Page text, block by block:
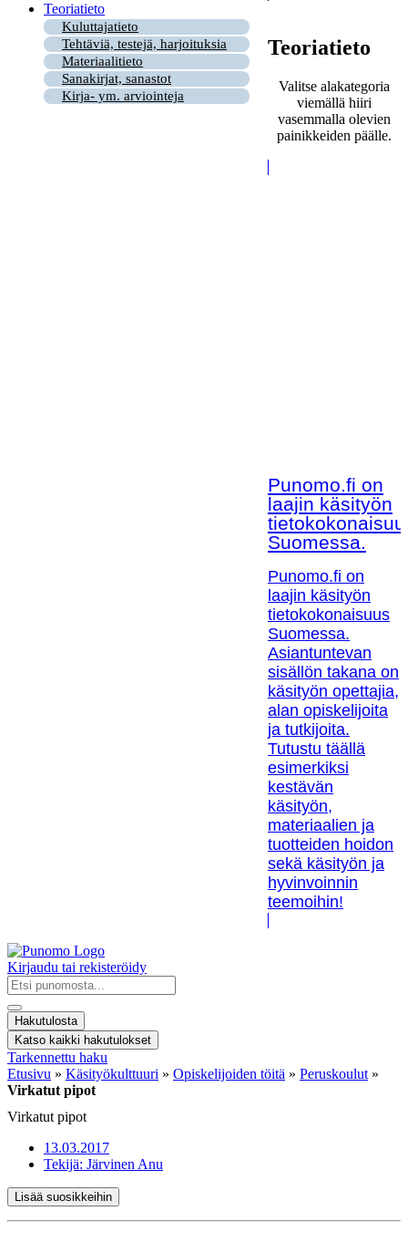
Teoriatieto
Kuluttajatieto
Tehtäviä, testejä, harjoituksia
Materiaalitieto
Sanakirjat, sanastot
Kirja- ym. arviointeja
Teoriatieto
Valitse alakategoria
viemällä hiiri
vasemmalla olevien
painikkeiden päälle.
Punomo.fi on
laajin käsityön
Suomessa.
Punomo.fi on
laajin käsityön
tietokokonaisuus
Suomessa.
Asiantuntevan
sisällön takana on
käsityön opettajia,
alan opiskelijoita
ja tutkijoita.
Tutustu täällä
esimerkiksi
kestävän
käsityön,
materiaalien ja
tuotteiden hoidon
sekä käsityön ja
hyvinvoinnin
teemoihin!
Kirjaudu tai rekisteröidy
Search
...
Hakutulosta
Katso kaikki hakutulokset
Tarkennettu haku
Etusivu » Käsityökulttuuri » Opiskelijoiden töitä » Peruskoulut »
Virkatut pipot
Virkatut pipot
13.03.2017
Tekijä: Järvinen Anu
Lisää suosikkeihin